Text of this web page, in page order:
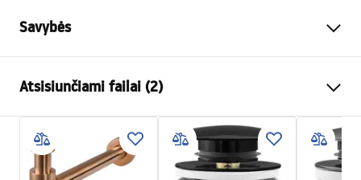
Savybės
Medžiaga
Spalva
Balta
Apdaila
Blizgus
Ilgis
420mm
Atsisiunčiami failai (2)
Surinkimo instrukcijos
Basin.pdf